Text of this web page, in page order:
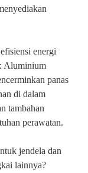
energi
Aluminium
panas
di dalam
tambahan
perawatan.
jendela dan
lainnya?